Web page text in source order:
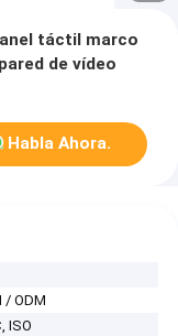
táctil marco
de vídeo
Habla Ahora.
/ ODM
ISO